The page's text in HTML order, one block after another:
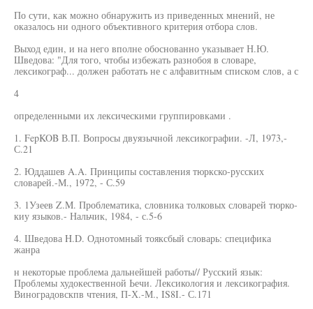
По сути, как можно обнаружить из приведенных мнений, не
оказалось ни одного объективного критерия отбора слов.
Выход един, и на него вполне обоснованно указывает Н.Ю.
Шведова: "Для того, чтобы избежать разнобоя в словаре,
лексикограф... должен работать не с алфавитным списком слов, а с
4
определенными их лексическими группировками .
1. FepKOB В.П. Вопросы двуязычной лексикографии. -Л, 1973,-
С.21
2. Юддашев A.A. Принципы составления тюркско-русских
словарей.-М., 1972, - С.59
3. 1Узеев Z.M. Проблематика, словника толковых словарей тюрко-
киу языков.- Нальчик, 1984, - с.5-6
4. Шведова H.D. Однотомный тояксбый словарь: специфика
жанра
н некоторые проблема дальнейшей работы// Русский язык:
Проблемы худокественной Ьечи. Лексикология и лексикография.
Виноградовскпв чтения, П-Х.-М., IS8I.- С.171